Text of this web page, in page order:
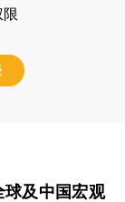
限
球及中国宏观